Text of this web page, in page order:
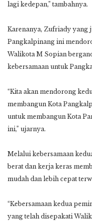
lagi kedepan,” tambahnya.
Karenanya, Zufriady yang
Pangkalpinang ini
Walikota M Sopian
kebersamaan untuk
“Kita akan mendorong
membangun Kota
untuk membangun Kota
ini,” ujarnya.
Melalui kebersamaan
berat dan kerja keras
mudah dan lebih cepat
“Kebersamaan kedua
yang telah disepakati